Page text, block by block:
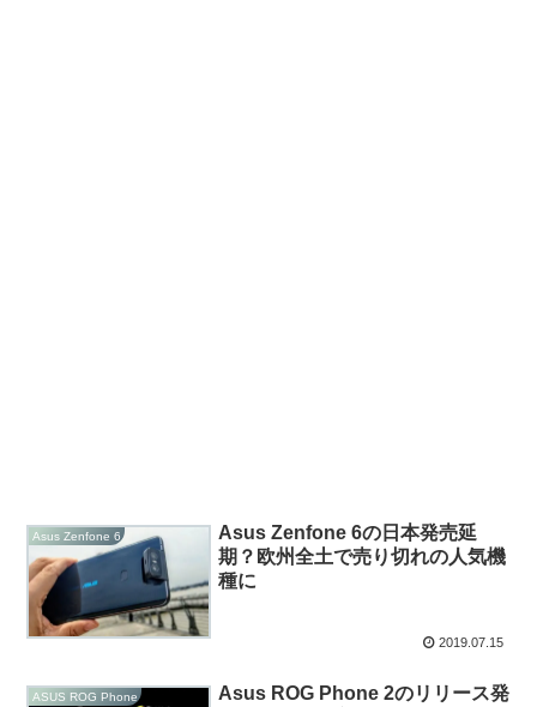
Asus Zenfone 6
Asus Zenfone 6の日本発売延
期？欧州全土で売り切れの人気機
種に
2019.07.15
ASUS ROG Phone Asus ROG Phone 2のリリース発